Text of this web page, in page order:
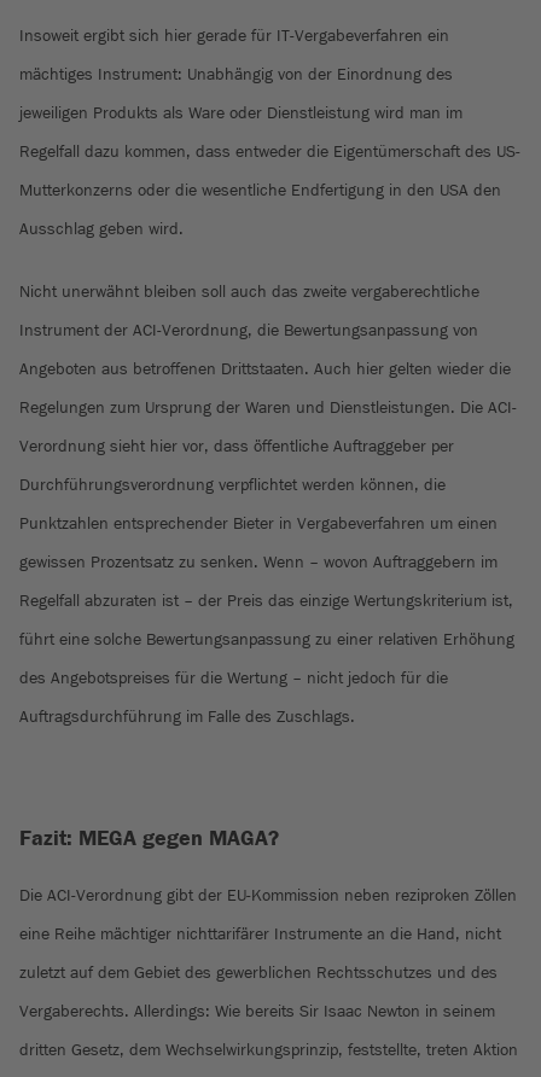
Insoweit ergibt sich hier gerade für IT-Vergabeverfahren ein
mächtiges Instrument: Unabhängig von der Einordnung des
jeweiligen Produkts als Ware oder Dienstleistung wird man im
Regelfall dazu kommen, dass entweder die Eigentümerschaft des US-
Mutterkonzerns oder die wesentliche Endfertigung in den USA den
Ausschlag geben wird.
Nicht unerwähnt bleiben soll auch das zweite vergaberechtliche
Instrument der ACI-Verordnung, die Bewertungsanpassung von
Angeboten aus betroffenen Drittstaaten. Auch hier gelten wieder die
Regelungen zum Ursprung der Waren und Dienstleistungen. Die ACI-
Verordnung sieht hier vor, dass öffentliche Auftraggeber per
Durchführungsverordnung verpflichtet werden können, die
Punktzahlen entsprechender Bieter in Vergabeverfahren um einen
gewissen Prozentsatz zu senken. Wenn – wovon Auftraggebern im
Regelfall abzuraten ist – der Preis das einzige Wertungskriterium ist,
führt eine solche Bewertungsanpassung zu einer relativen Erhöhung
des Angebotspreises für die Wertung – nicht jedoch für die
Auftragsdurchführung im Falle des Zuschlags.
Fazit: MEGA gegen MAGA?
Die ACI-Verordnung gibt der EU-Kommission neben reziproken Zöllen
eine Reihe mächtiger nichttarifärer Instrumente an die Hand, nicht
zuletzt auf dem Gebiet des gewerblichen Rechtsschutzes und des
Vergaberechts. Allerdings: Wie bereits Sir Isaac Newton in seinem
dritten Gesetz, dem Wechselwirkungsprinzip, feststellte, treten Aktion